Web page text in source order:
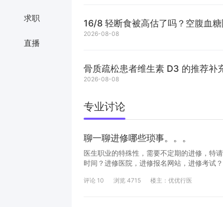
求职
直播
16/8 轻断食被高估了吗？空腹血
2026-08-08
骨质疏松患者维生素 D3 的推荐补
2026-08-08
专业讨论
聊一聊进修哪些琐事。。。
医生职业的特殊性，需要不定期的进修，特
时间？进修医院，进修报名网站，进修考试
者，皆可有奖励，活动规则：需备注进修医
评论 10 浏览 4715 楼主： 优优行医